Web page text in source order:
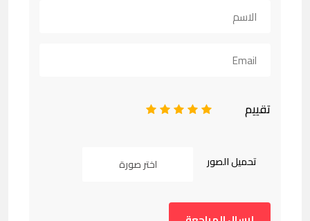
تقييم 5
4
3
2
تحميل الصور اختر صورة